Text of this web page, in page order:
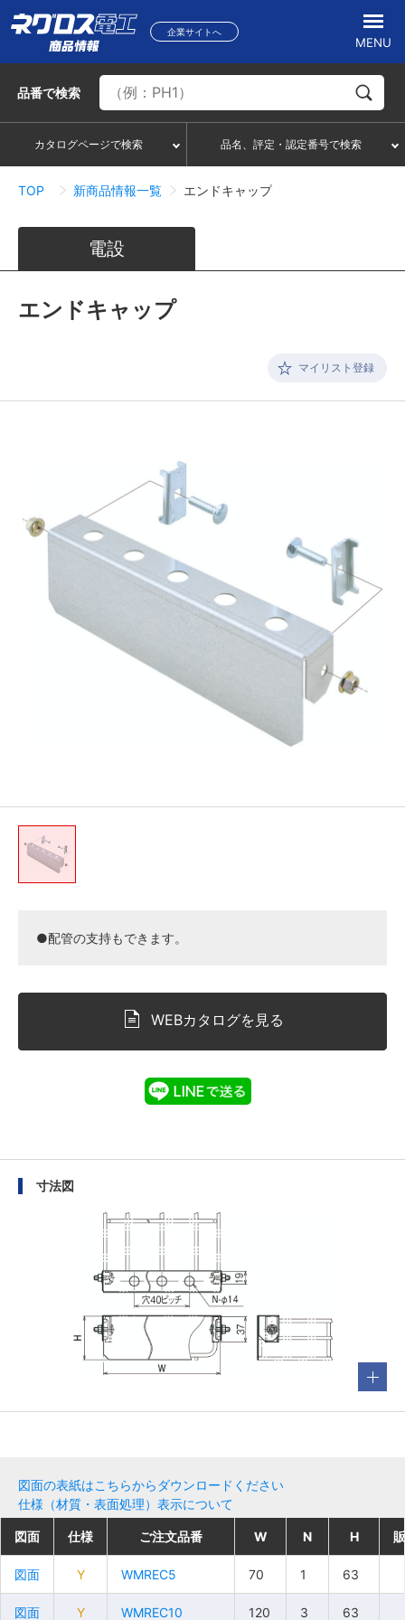
企業サイトへ
MENU
品番で検索
カタログページで検索 品名、評定・認定番号で検索
TOP 新商品情報一覧 エンドキャップ
電設
エンドキャップ
マイリスト登録
●配管の支持もできます。
WEBカタログを見る
寸法図
図面の表紙はこちらからダウンロードください
仕様（材質・表面処理）表示について
図面 仕様 ご注文品番 W N H
図面 Y WMREC5 70 1 63
図面 Y WMREC10 120 3 63
図面 仕様 ご注文品番 W N H
図面 Y WMREC5 70 1 63
図面 Y WMREC10 120 3 63
図面 仕様 ご注文品番 W N H
図面 Y WMREC5 70 1 63
図面 Y WMREC10 120 3 63
図面 仕様 ご注文品番 W N H
図面 Y WMREC5 70 1 63
図面 Y WMREC10 120 3 63